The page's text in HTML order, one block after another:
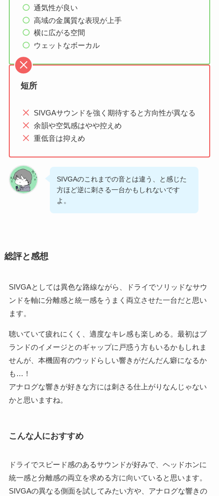
通気性が良い
高域の金属質な表現が上手
横に広がる空間
ウェットなボーカル
短所
SIVGAサウンドを強く期待すると方向性が異なる
余韻や空気感はやや控えめ
重低音は抑えめ
SIVGAのこれまでの音とは違う、と感じた
方ほど逆に刺さる一台かもしれないです
よ。
総評と感想
SIVGAとしては異色な路線ながら、ドライでソリッドなサウ
ンドを軸に分離感と統一感をうまく両立させた一台だと思い
ます。
聴いていて疲れにくく、適度なキレ感も楽しめる。最初はブ
ランドのイメージとのギャップに戸惑う方もいるかもしれま
せんが、本機固有のウッドらしい響きがだんだん癖になるか
も…！
アナログな響きが好きな方には刺さる仕上がりなんじゃない
かと思いますね。
こんな人におすすめ
ドライでスピード感のあるサウンドが好みで、ヘッドホンに
統一感と分離感の両立を求める方に向いていると思います。
SIVGAの異なる側面を試してみたい方や、アナログな響きの